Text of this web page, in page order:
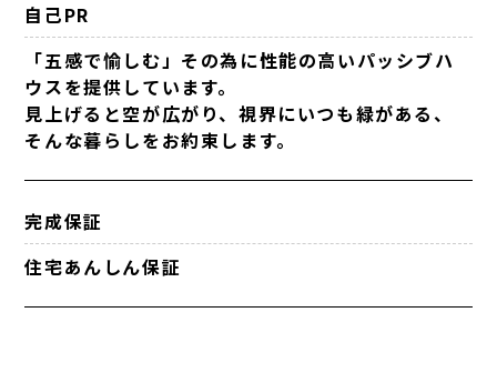
自己PR
「五感で愉しむ」その為に性能の高いパッシブハ
ウスを提供しています。
見上げると空が広がり、視界にいつも緑がある、
そんな暮らしをお約束します。
完成保証
住宅あんしん保証